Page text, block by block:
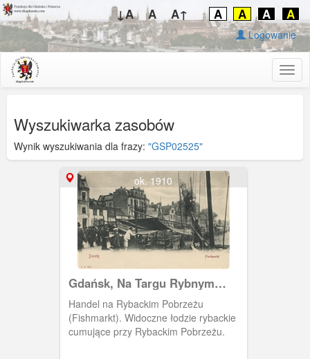
↓A A A↑ A A A A
Logowanie
Wyszukiwarka zasobów
Wynik wyszukiwania dla frazy: "GSP02525"
ok. 1910
Gdańsk, Na Targu Rybnym
(Fishmarkt)
Handel na Rybackim Pobrzeżu
(Fishmarkt). Widoczne łodzie rybackie
cumujące przy Rybackim Pobrzeżu.